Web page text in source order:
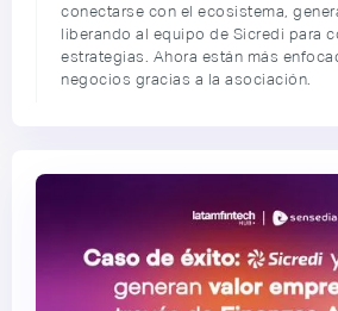
conectarse con el ecosistema,
liberando al equipo de Sicredi para
estrategias. Ahora están más
negocios gracias a la asociación.